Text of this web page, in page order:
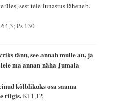
üles, sest teie lunastus läheneb.
Ps 130
tänu, see annab mulle au, ja
ma annan näha Jumala
kõlblikuks osa saama
riigis.Kl 1,12